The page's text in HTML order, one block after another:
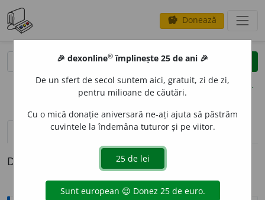
savings Donează
clear
opțiuni
definiții (1) pronunțievolume_up (4)
Definiția cu ID-ul 911304:
🎉 dexonline® împlinește 25 de ani 🎉
De un sfert de secol suntem aici, gratuit, zi de zi,
pentru milioane de căutări.
Cu o mică donație aniversară ne-ați ajuta să păstrăm
cuvintele la îndemâna tuturor și pe viitor.